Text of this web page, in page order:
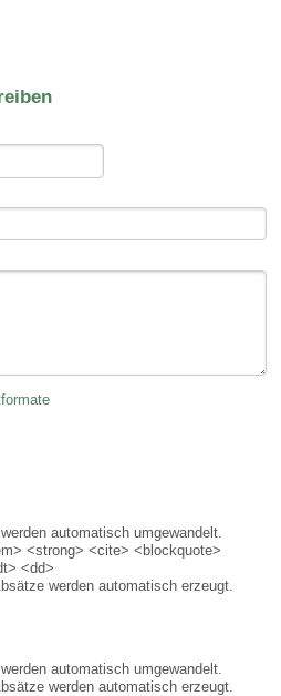
automatisch umgewandelt.
<strong> <cite> <blockquote>
<dd>
werden automatisch erzeugt.
automatisch umgewandelt.
werden automatisch erzeugt.